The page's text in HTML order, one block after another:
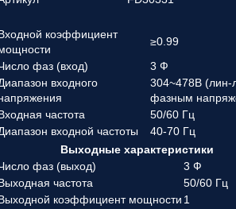
коэффициент
≥0.99
фаз (вход)
3 Ф
входного
304~478В (лин-
фазным
частота
50/60 Гц
входной частоты
40-70 Гц
Выходные характеристики
фаз (выход)
3 Ф
частота
50/60 Гц
коэффициент мощности 1